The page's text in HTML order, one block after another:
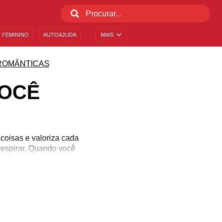
MAIS
FEMININO AUTOAJUDA
e valoriza cada
Quando você